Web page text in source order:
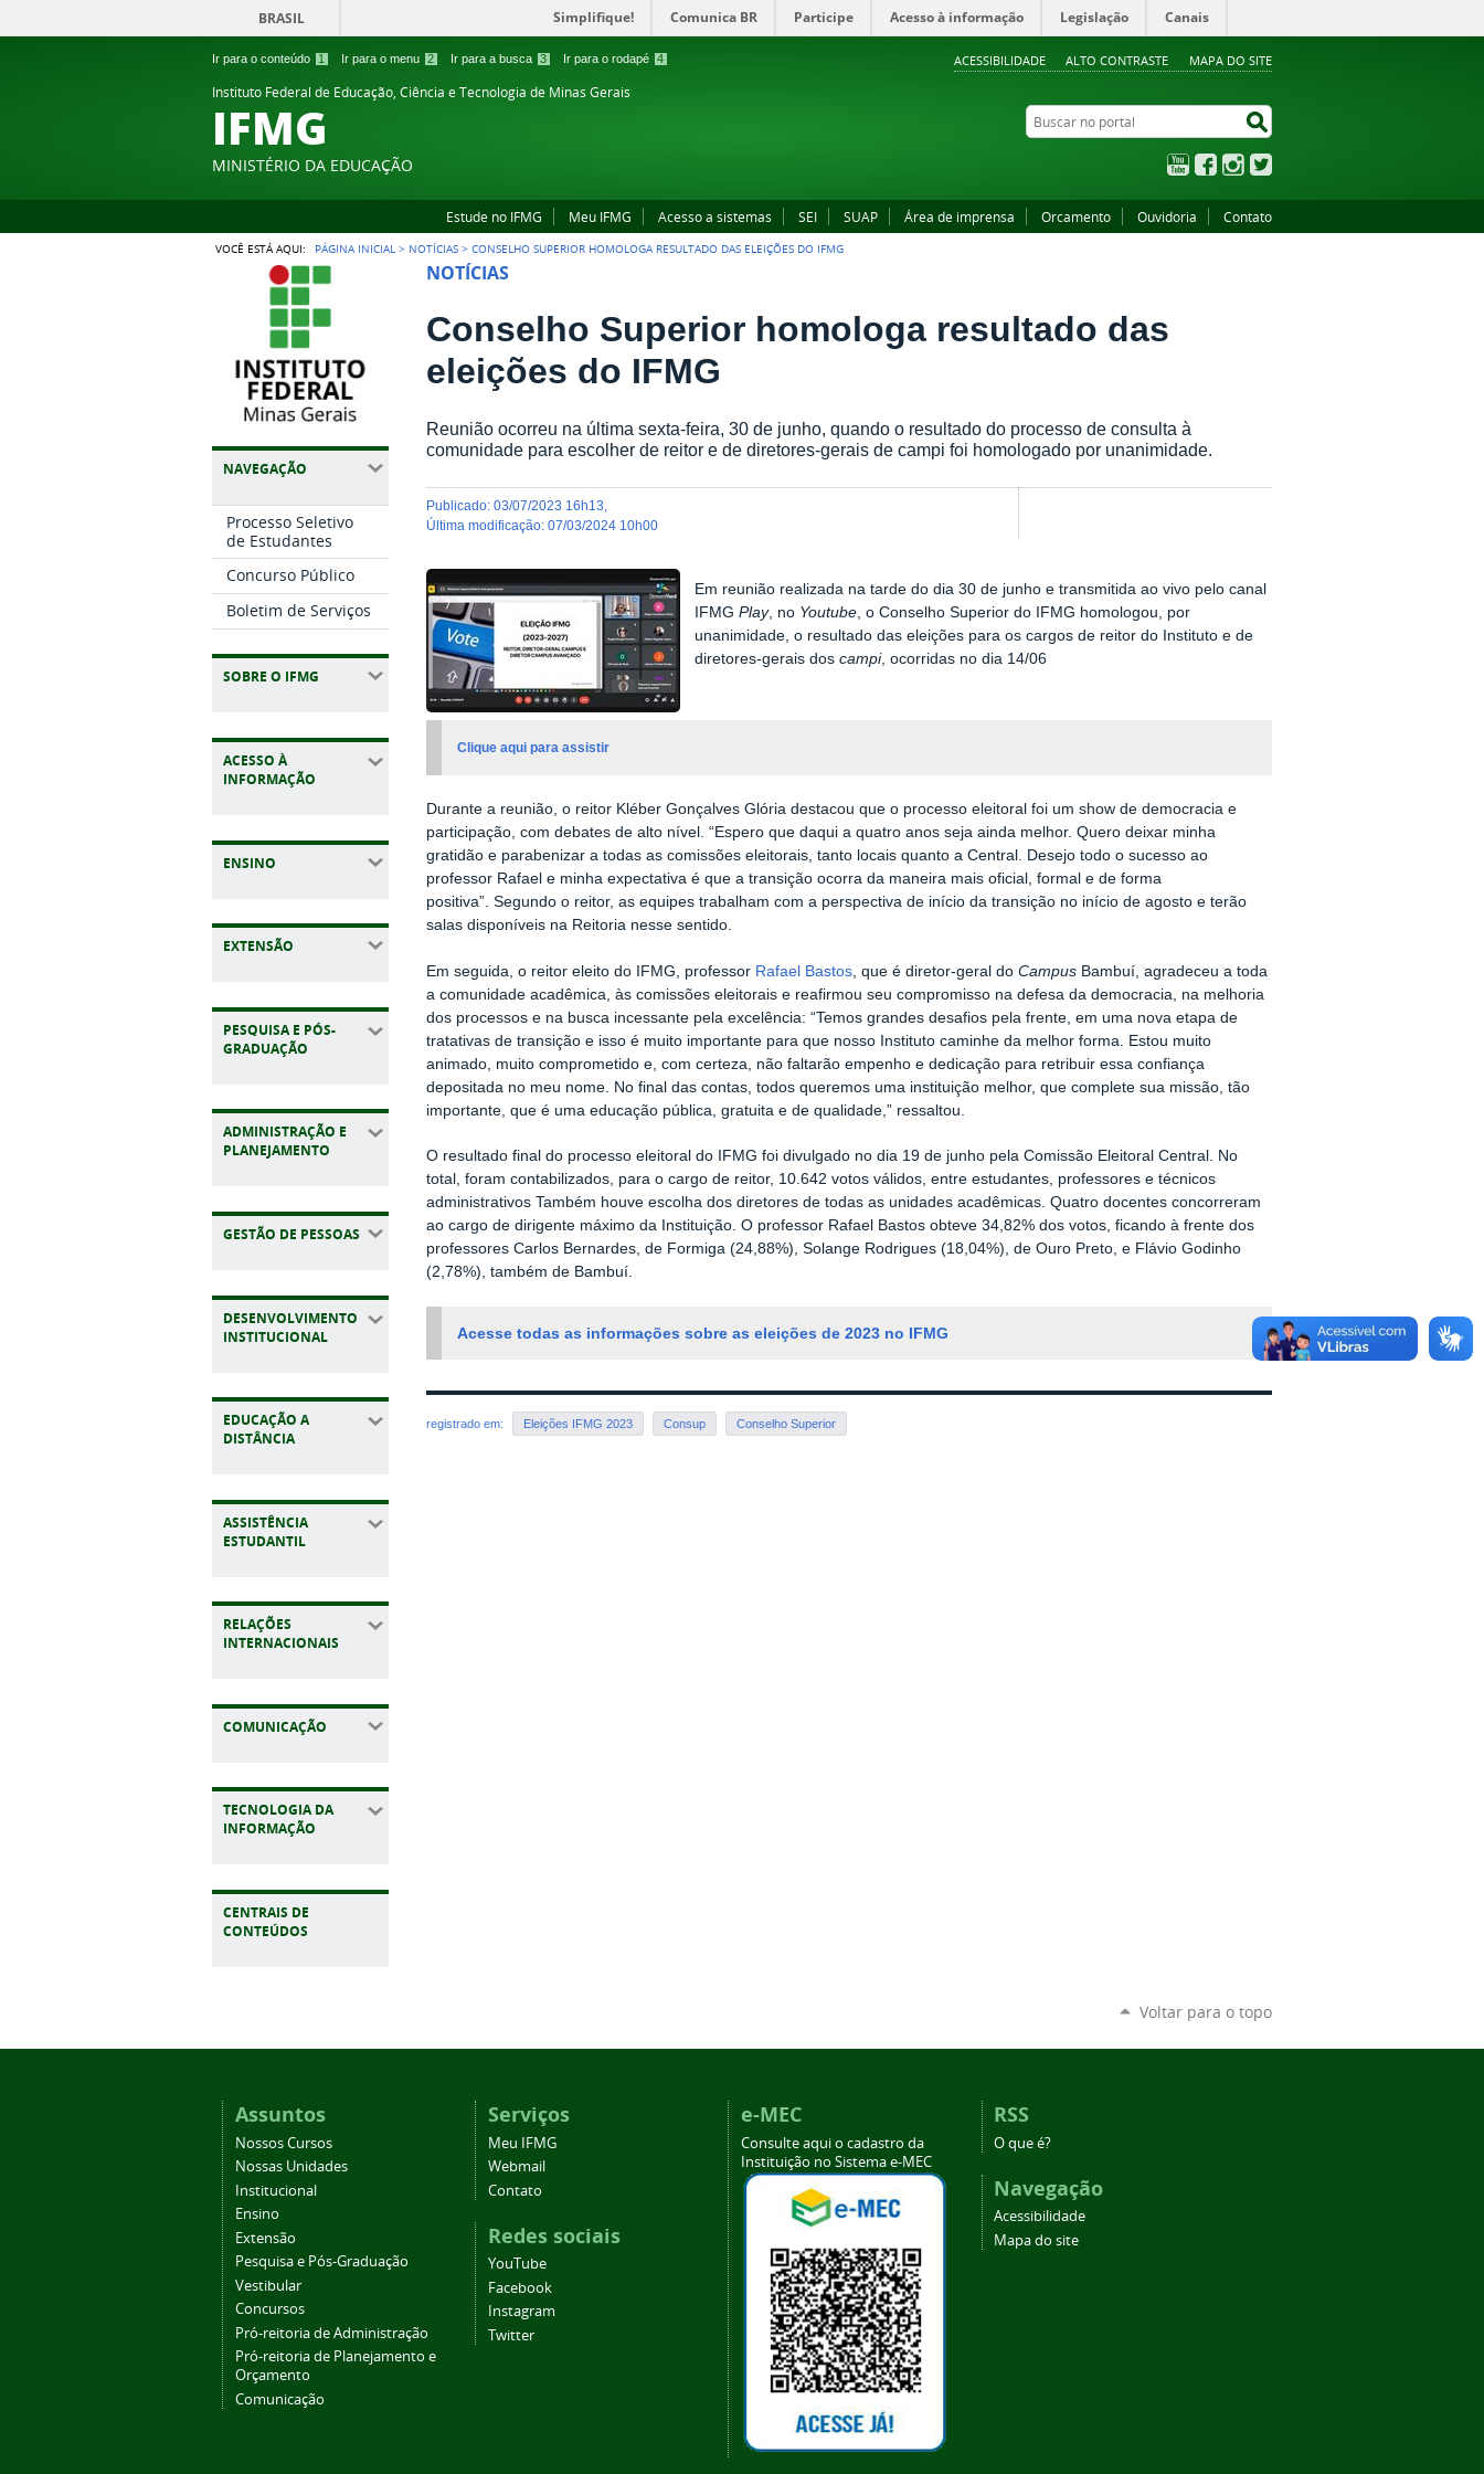
Ir para o conteúdo 1 Ir para o menu 2 Ir para a busca 3 Ir para o rodapé 4 ACESSIBILIDADE ALTO CONTRASTE MAPA DO SITE
BRASIL Simplifique! Comunica BR Participe Acesso à informação Legislação Canais
Instituto Federal de Educação, Ciência e Tecnologia de Minas Gerais
IFMG
MINISTÉRIO DA EDUCAÇÃO
Buscar no portal
YouTubeFacebookInstagram
Estude no IFMG Meu IFMG Acesso a sistemas SEI SUAP Área de imprensa Orcamento Ouvidoria Contato
VOCÊ ESTÁ AQUI: PÁGINA INICIAL > NOTÍCIAS >CONSELHO SUPERIOR HOMOLOGA RESULTADO DAS ELEIÇÕES DO IFMG
NAVEGAÇÃO
Processo Seletivo
de Estudantes
Concurso Público
Boletim de Serviços
SOBRE O IFMG
ACESSO À
INFORMAÇÃO
ENSINO
EXTENSÃO
PESQUISA E PÓS-
GRADUAÇÃO
ADMINISTRAÇÃO E
PLANEJAMENTO
GESTÃO DE PESSOAS
DESENVOLVIMENTO
INSTITUCIONAL
EDUCAÇÃO A
DISTÂNCIA
ASSISTÊNCIA
ESTUDANTIL
RELAÇÕES
INTERNACIONAIS
COMUNICAÇÃO
TECNOLOGIA DA
INFORMAÇÃO
CENTRAIS DE
CONTEÚDOS
NOTÍCIAS
Conselho Superior homologa resultado das
eleições do IFMG
Reunião ocorreu na última sexta-feira, 30 de junho, quando o resultado do processo de consulta à
comunidade para escolher de reitor e de diretores-gerais de campi foi homologado por unanimidade.
publicado:03/07/2023 16h13
última modificação:07/03/2024 10h00
Em reunião realizada na tarde do dia 30 de junho e transmitida ao vivo pelo canal
IFMG Play, no Youtube, o Conselho Superior do IFMG homologou, por
unanimidade, o resultado das eleições para os cargos de reitor do Instituto e de
diretores-gerais dos campi, ocorridas no dia 14/06
Clique aqui para assistir
Durante a reunião, o reitor Kléber Gonçalves Glória destacou que o processo eleitoral foi um show de democracia e
participação, com debates de alto nível. “Espero que daqui a quatro anos seja ainda melhor. Quero deixar minha
gratidão e parabenizar a todas as comissões eleitorais, tanto locais quanto a Central. Desejo todo o sucesso ao
professor Rafael e minha expectativa é que a transição ocorra da maneira mais oficial, formal e de forma
positiva”.Segundo o reitor, as equipes trabalham com a perspectiva de início da transição no início de agosto e terão
salas disponíveis na Reitoria nesse sentido.
Em seguida, o reitor eleito do IFMG, professor Rafael Bastos , que é diretor-geral doCampus Bambuí, agradeceu a toda
a comunidade acadêmica, às comissões eleitorais e reafirmou seu compromisso na defesa da democracia, na melhoria
dos processos e na busca incessante pela excelência: “Temos grandes desafios pela frente, em uma nova etapa de
tratativas de transição e isso é muito importante para que nosso Instituto caminhe da melhor forma. Estou muito
animado, muito comprometido e, com certeza, não faltarão empenho e dedicação para retribuir essa confiança
depositada no meu nome. No final das contas, todos queremos uma instituição melhor, que complete sua missão, tão
importante, que é uma educação pública, gratuita e de qualidade,” ressaltou.
O resultado final do processo eleitoral do IFMG foi divulgado no dia 19 de junho pela Comissão Eleitoral Central. No
total, foram contabilizados, para o cargo de reitor, 10.642 votos válidos, entre estudantes, professores e técnicos
administrativos Também houve escolha dos diretores de todas as unidades acadêmicas. Quatro docentes concorreram
ao cargo de dirigente máximo da Instituição. O professor Rafael Bastos obteve 34,82% dos votos, ficando à frente dos
professores Carlos Bernardes, de Formiga (24,88%), Solange Rodrigues (18,04%), de Ouro Preto, e Flávio Godinho
(2,78%), também de Bambuí.
Acesse todas as informações sobre as eleições de 2023 no IFMG
registrado em: Eleições IFMG 2023 Consup Conselho Superior
Voltar para o topo
Assuntos
Nossos Cursos
Nossas Unidades
Institucional
Ensino
Extensão
Pesquisa e Pós-Graduação
Vestibular
Concursos
Pró-reitoria de Administração
Pró-reitoria de Planejamento e
Orçamento
Comunicação
Serviços
Meu IFMG
Webmail
Contato
Redes sociais
YouTube
Facebook
Instagram
Twitter
e-MEC
Consulte aqui o cadastro da
Instituição no Sistema e-MEC
RSS
O que é?
Navegação
Acessibilidade
Mapa do site